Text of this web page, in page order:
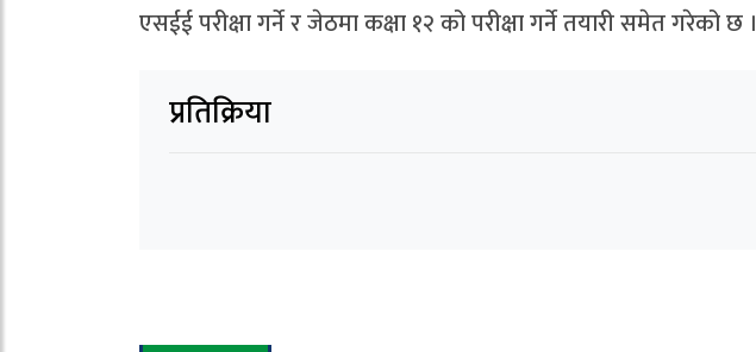
एसईई परीक्षा गर्ने र जेठमा कक्षा १२ को परीक्षा गर्ने तयारी समेत गरेको छ ।
प्रतिक्रिया